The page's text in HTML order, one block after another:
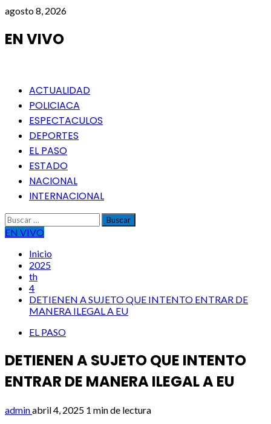
Saltar
contenido
agosto 8, 2026
EN VIVO
Menú
principal
ACTUALIDAD
POLICIACA
ESPECTACULOS
DEPORTES
EL PASO
ESTADO
NACIONAL
INTERNACIONAL
Buscar:
EN VIVO
Inicio
2025
th
4
DETIENEN A SUJETO QUE INTENTO ENTRAR DE
MANERA ILEGAL A EU
EL PASO
DETIENEN A SUJETO QUE INTENTO
ENTRAR DE MANERA ILEGAL A EU
adminabril 4, 2025 1 min de lectura